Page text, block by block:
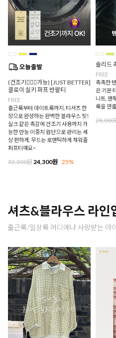
(건조기🙆🏻‍♀️가능) [JUST BETTER]
클로이 실키 퍼프 반팔티
FREE
출근룩부터 데이트룩까지, 티셔츠 한
장으로 완성하는 완벽한 블라우스 핏!
실크 같은 촉감에 건조기 사용까지 가
능한 만능 이중지 원단으로 관리는 세
상 편하게, 무드는 로맨틱하게 채워줄
퍼프티예요~
32,300원24,300원 25%
솔리드
FREE
촉촉한
은 기본
니트, 맨
룩을 연
28,000
셔츠&블라우스 라인
출근룩/일상룩 어디에나 사랑받는 아